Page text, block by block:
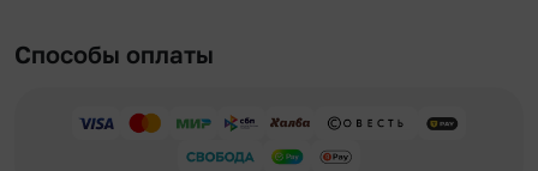
Способы оплаты